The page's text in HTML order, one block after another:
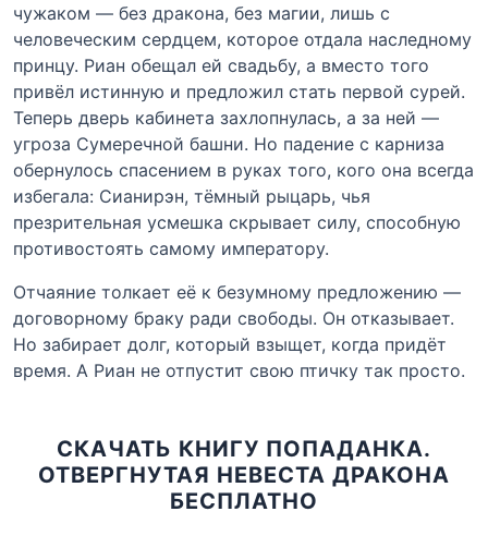
чужаком — без дракона, без магии, лишь с
человеческим сердцем, которое отдала наследному
принцу. Риан обещал ей свадьбу, а вместо того
привёл истинную и предложил стать первой сурей.
Теперь дверь кабинета захлопнулась, а за ней —
угроза Сумеречной башни. Но падение с карниза
обернулось спасением в руках того, кого она всегда
избегала: Сианирэн, тёмный рыцарь, чья
презрительная усмешка скрывает силу, способную
противостоять самому императору.
Отчаяние толкает её к безумному предложению —
договорному браку ради свободы. Он отказывает.
Но забирает долг, который взыщет, когда придёт
время. А Риан не отпустит свою птичку так просто.
СКАЧАТЬ КНИГУ ПОПАДАНКА.
ОТВЕРГНУТАЯ НЕВЕСТА ДРАКОНА
БЕСПЛАТНО